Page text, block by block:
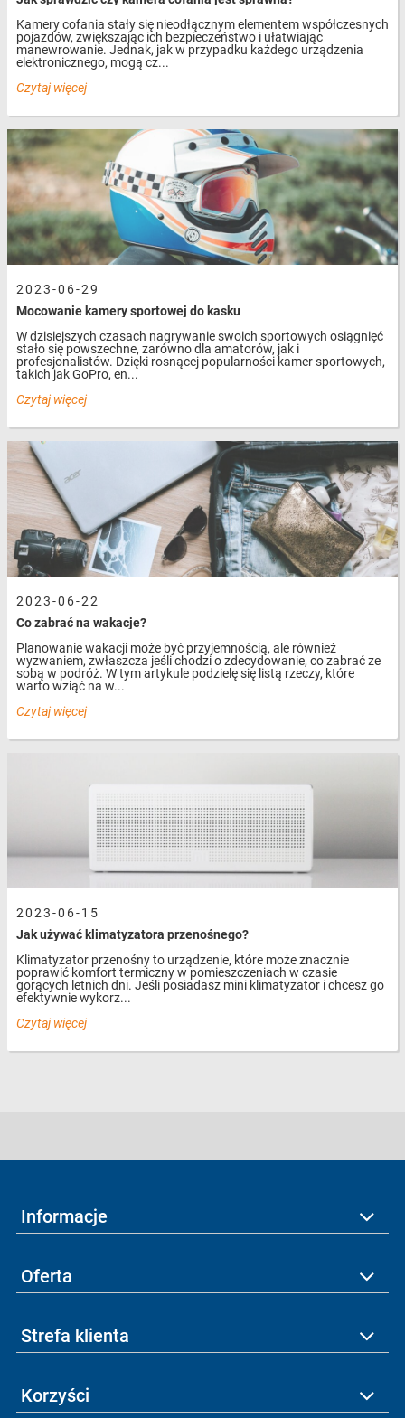
Kamery cofania stały się nieodłącznym elementem współczesnych
pojazdów, zwiększając ich bezpieczeństwo i ułatwiając
manewrowanie. Jednak, jak w przypadku każdego urządzenia
elektronicznego, mogą cz...
Czytaj więcej
2023-06-29
Mocowanie kamery sportowej do kasku
W dzisiejszych czasach nagrywanie swoich sportowych osiągnięć
stało się powszechne, zarówno dla amatorów, jak i
profesjonalistów. Dzięki rosnącej popularności kamer sportowych,
takich jak GoPro, en...
Czytaj więcej
2023-06-22
Co zabrać na wakacje?
Planowanie wakacji może być przyjemnością, ale również
wyzwaniem, zwłaszcza jeśli chodzi o zdecydowanie, co zabrać ze
sobą w podróż. W tym artykule podzielę się listą rzeczy, które
warto wziąć na w...
Czytaj więcej
2023-06-15
Jak używać klimatyzatora przenośnego?
Klimatyzator przenośny to urządzenie, które może znacznie
poprawić komfort termiczny w pomieszczeniach w czasie
gorących letnich dni. Jeśli posiadasz mini klimatyzator i chcesz go
efektywnie wykorz...
Czytaj więcej
Informacje
Oferta
Strefa klienta
Korzyści